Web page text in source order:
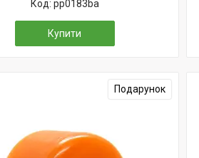
pp0183ba
Купити
Подарунок